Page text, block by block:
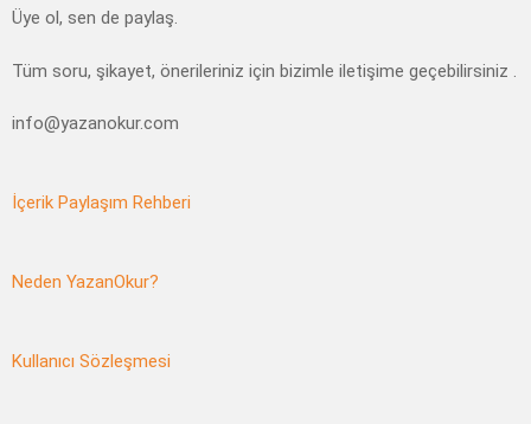
Üye ol, sen de paylaş.
Tüm soru, şikayet, önerileriniz için bizimle iletişime geçebilirsiniz .
info@yazanokur.com
İçerik Paylaşım Rehberi
Neden YazanOkur?
Kullanıcı Sözleşmesi